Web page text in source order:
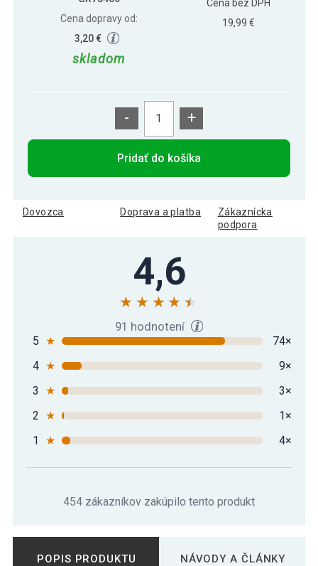
Cena dopravy od:
3,20 €
skladom
Cena bez DPH
19,99 €
- +
Pridať do košíka
Dovozca Doprava a platba
Zákaznícka
podpora
4,6
91 hodnotení
5 ★
74×
4 ★
9×
3
★
3×
2 ★
1×
1
★ 4×
454 zákazníkov zakúpilo tento produkt
POPIS PRODUKTU NÁVODY A ČLÁNKY